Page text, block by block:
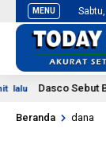
MENU
lalu Dasco Sebut
Beranda dana